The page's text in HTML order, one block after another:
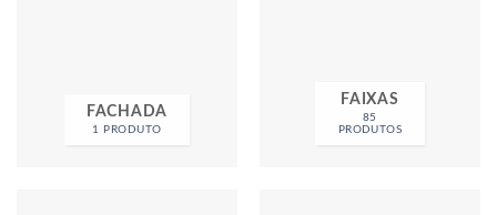
FACHADA
1 PRODUTO
FAIXAS
85
PRODUTOS